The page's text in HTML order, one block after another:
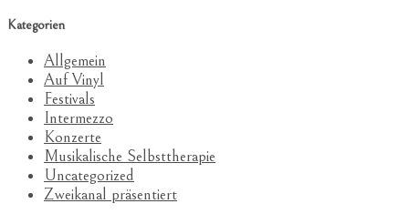
Kategorien
Allgemein
Auf Vinyl
Festivals
Intermezzo
Konzerte
Musikalische Selbsttherapie
Uncategorized
Zweikanal präsentiert